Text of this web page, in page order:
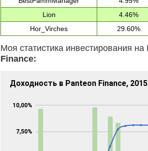
Lion
4.46%
Hor_Virches
29.60%
Моя статистика инвестирования
Finance: